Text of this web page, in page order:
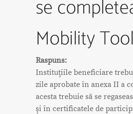
se
Mobility
Raspuns:
Instituţiile beneficiare
zile aprobate în anexa II a
acesta trebuie să se
şi în certificatele de